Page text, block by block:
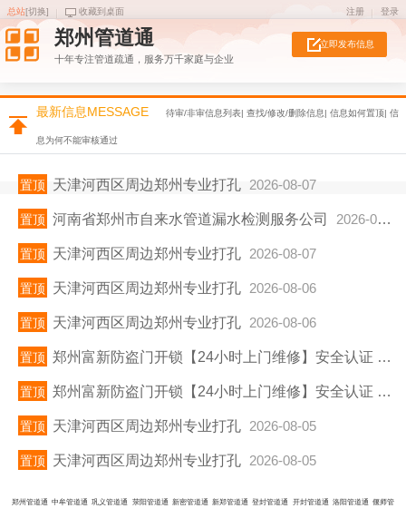
总站[切换] 收藏到桌面 登录
注册
郑州管道通
十年专注管道疏通，服务万千家庭与企业
立即发布信息
最新信息MESSAGE 待审/非审信息列表| 查找/修改/删除信息 | 信息如何置顶| 信
息为何不能审核通过
置顶 天津河西区周边郑州专业打孔 2026-08-07
置顶 河南省郑州市自来水管道漏水检测服务公司 2026-08-07
置顶 天津河西区周边郑州专业打孔 2026-08-07
置顶 天津河西区周边郑州专业打孔 2026-08-06
置顶 天津河西区周边郑州专业打孔 2026-08-06
置顶 郑州富新防盗门开锁【24小时上门维修】安全认证
置顶 郑州富新防盗门开锁【24小时上门维修】安全认证
置顶 天津河西区周边郑州专业打孔 2026-08-05
置顶 天津河西区周边郑州专业打孔 2026-08-05
郑州管道通 中牟管道通 巩义管道通 荥阳管道通 新密管道通 新郑管道通 登封管道通 开封管道通 洛阳管道通 偃师管